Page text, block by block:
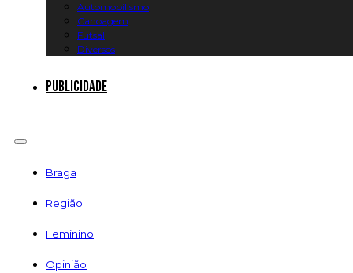
Automobilismo
Canoagem
Futsal
Diversos
Publicidade
Braga
Região
Feminino
Opinião